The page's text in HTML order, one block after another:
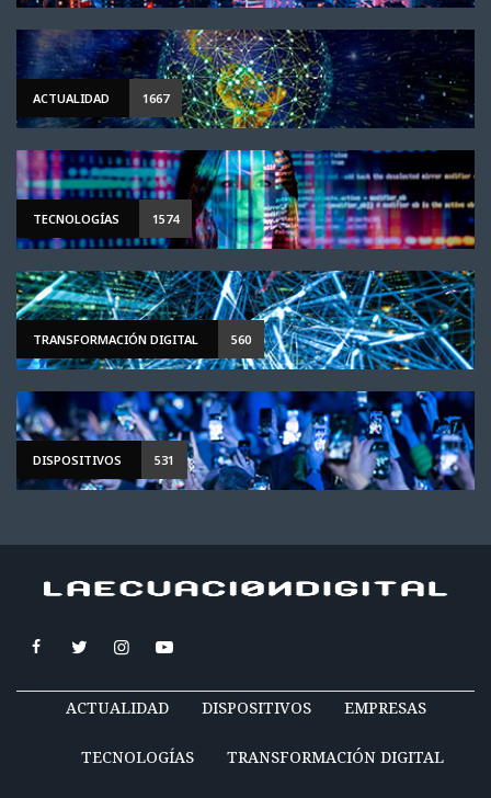
ACTUALIDAD 1667
TECNOLOGÍAS 1574
TRANSFORMACIÓN DIGITAL 560
DISPOSITIVOS 531
ACTUALIDAD DISPOSITIVOS EMPRESAS
TECNOLOGÍAS TRANSFORMACIÓN DIGITAL